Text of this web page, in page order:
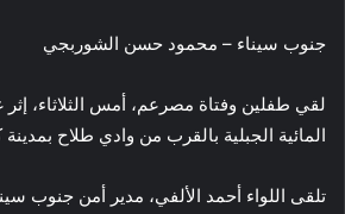
جنوب سيناء – محمود حسن الشوربجي
لقي طفلين وفتاة مصرعم، أمس الثلاثاء، إثر
المائية الجبلية بالقرب من وادي طلاح
تلقى اللواء أحمد الألفي، مدير أمن جنوب